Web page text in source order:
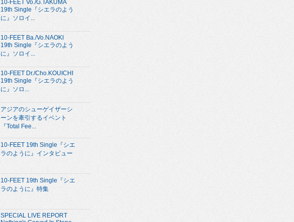
10-FEET Vo./G.TAKUMA
19th Single『シエラのよう
に』ソロイ...
10-FEET Ba./Vo.NAOKI
19th Single『シエラのよう
に』ソロイ...
10-FEET Dr./Cho.KOUICHI
19th Single『シエラのよう
に』ソロ...
アジアのシューゲイザーシ
ーンを牽引するイベント
『Total Fee...
10-FEET 19th Single『シエ
ラのように』インタビュー
10-FEET 19th Single『シエ
ラのように』特集
SPECIAL LIVE REPORT